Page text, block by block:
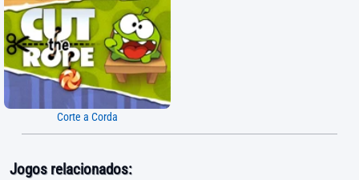
Corte a Corda
Jogos relacionados: